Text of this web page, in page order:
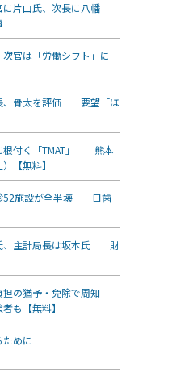
片山氏、次長に八幡
官は「労働シフト」に
、骨太を評価 要望「ほ
根付く「TMAT」 熊本
【無料】
52施設が全半壊 日歯
、主計局長は坂本氏 財
担の猶予・免除で周知
も【無料】
めに